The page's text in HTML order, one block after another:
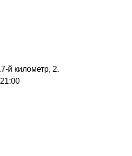
й километр, 2.